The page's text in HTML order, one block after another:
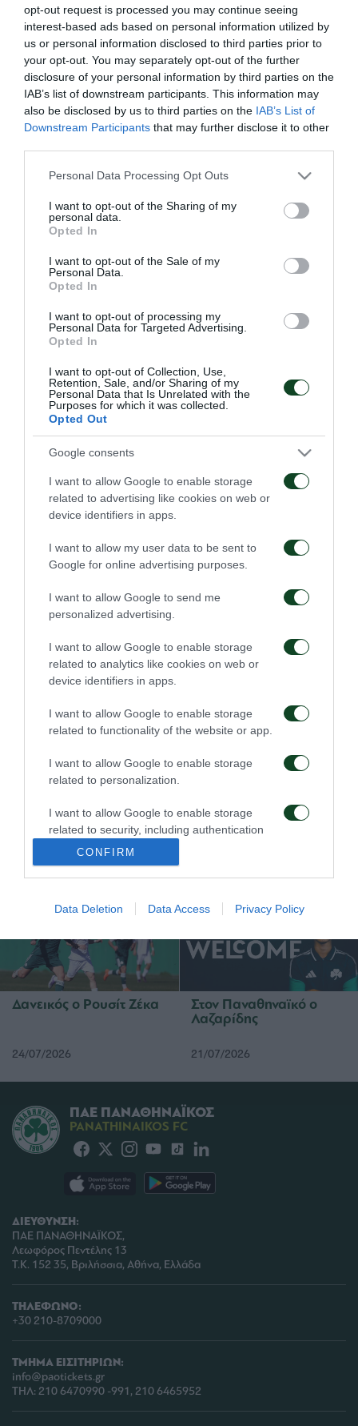
opt-out request is processed you may continue seeing
interest-based ads based on personal information utilized by
us or personal information disclosed to third parties prior to
your opt-out. You may separately opt-out of the further
disclosure of your personal information by third parties on the
IAB’s list of downstream participants. This information may
also be disclosed by us to third parties on the IAB’s List of
Downstream Participants that may further disclose it to other
Please note that this website/app uses one or more Google
not limited to your visit or usage behaviour. You may click to
grant or deny consent to Google and its third-party tags to
use your data for below specified purposes in below Google
consent section.
Personal Data Processing Opt Outs
I want to opt-out of the Sharing of my
personal data.
Opted In
I want to opt-out of the Sale of my
Personal Data.
Opted In
I want to opt-out of processing my
Personal Data for Targeted Advertising.
Opted In
I want to opt-out of Collection, Use,
Retention, Sale, and/or Sharing of my
Personal Data that Is Unrelated with the
Purposes for which it was collected.
Opted Out
Google consents
I want to allow Google to enable storage
related to advertising like cookies on web or
device identifiers in apps.
I want to allow my user data to be sent to
Google for online advertising purposes.
I want to allow Google to send me
personalized advertising.
I want to allow Google to enable storage
related to analytics like cookies on web or
device identifiers in apps.
I want to allow Google to enable storage
related to functionality of the website or app.
I want to allow Google to enable storage
related to personalization.
I want to allow Google to enable storage
related to security, including authentication
functionality and fraud prevention, and other
user protection.
CONFIRM
Data Deletion Data Access Privacy Policy
του συλλόγου. Είχε και έπαθλο. Τι; Περισσότερο στο
Δείτε το βίντεο καιεγγραφείτε δωρεάνστο επίσημο
κανάλι του Παναθηναϊκού στο YouTube ώστε να
βλέπετε πρώτοι όσα αφορούν το «Τριφύλλι».
ΑΚΑΔΗΜΙΑ
συμβόλαια σε έξι παιδιά
της Ακαδημίας
07/08/2026
προετοιμασία της Κ15
Δανεικός ο Σώκος
24/07/2026
Δανεικός ο Βύντρα
Δανεικός ο Ρουσίτ Ζέκα
24/07/2026
Στον Παναθηναϊκό ο
Λαζαρίδης
21/07/2026
ΔΙΕΥΘΥΝΣΗ:
ΠΑΕ ΠΑΝΑΘΗΝΑΪΚΟΣ,
Λεωφόρος Πεντέλης 13
Τ.Κ. 152 35, Βριλήσσια, Αθήνα, Ελλάδα
ΤΗΛΕΦΩΝΟ:
+30 210-8709000
ΤΜΗΜΑ ΕΙΣΙΤΗΡΙΩΝ:
info@paotickets.gr
ΤΗΛ: 210 6470990 -991, 210 6465952
ΠΑΕ ΠΑΝΑΘΗΝΑΪΚΟΣ
PANATHINAIKOS FC